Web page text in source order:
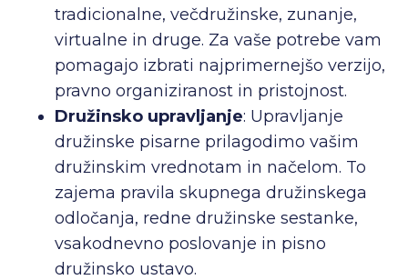
tradicionalne, večdružinske, zunanje,
virtualne in druge. Za vaše potrebe vam
pomagajo izbrati najprimernejšo verzijo,
pravno organiziranost in pristojnost.
Družinsko upravljanje: Upravljanje
družinske pisarne prilagodimo vašim
družinskim vrednotam in načelom. To
zajema pravila skupnega družinskega
odločanja, redne družinske sestanke,
vsakodnevno poslovanje in pisno
družinsko ustavo.